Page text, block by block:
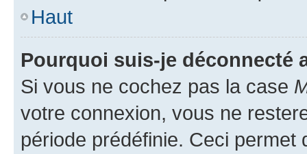
Haut
Pourquoi suis-je déconnecté
Si vous ne cochez pas la case
votre connexion, vous ne
période prédéfinie. Ceci permet